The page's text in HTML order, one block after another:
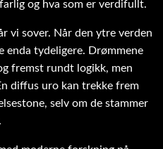
og hva som er verdifullt.
vi sover. Når den ytre verden
enda tydeligere. Drømmene
fremst rundt logikk, men
diffus uro kan trekke frem
selv om de stammer